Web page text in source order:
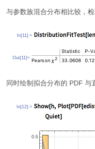
与参数族混合分布相比较，
In[11]:=
Out[11]=
同时绘制拟合分布的 PDF 与
In[12]:=